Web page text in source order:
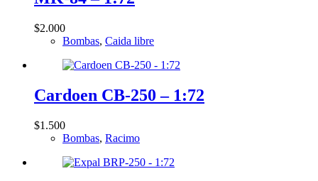
$2.000
Bombas, Caida libre
Cardoen CB-250 – 1:72
$1.500
Bombas, Racimo